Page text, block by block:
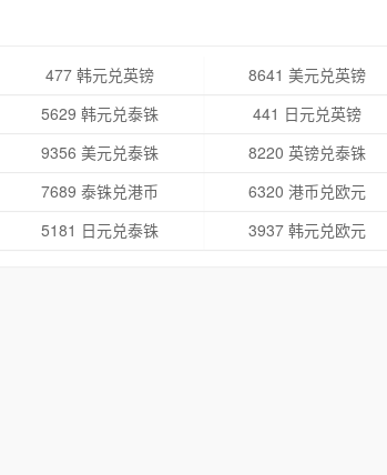
477 韩元兑英镑 8641 美元兑英镑
5629 韩元兑泰铢 441 日元兑英镑
9356 美元兑泰铢 8220 英镑兑泰铢
7689 泰铢兑港币 6320 港币兑欧元
5181 日元兑泰铢 3937 韩元兑欧元